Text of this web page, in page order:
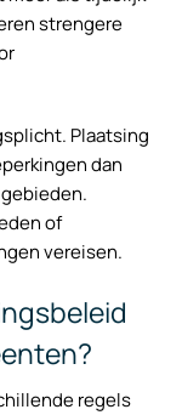
strengere
Plaatsing
dan
of
vereisen.
regels